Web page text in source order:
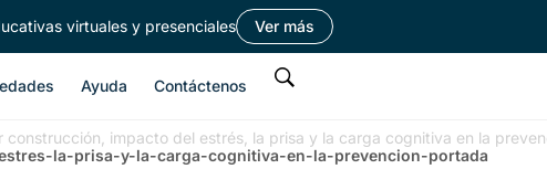
virtuales y presenciales Ver más
Ayuda Contáctenos
construcción, impacto del estrés, la prisa y la carga cognitiva en la
la-prisa-y-la-carga-cognitiva-en-la-prevencion-portada